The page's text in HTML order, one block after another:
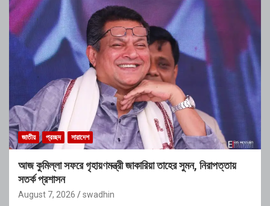
জাতীয় প্রচ্ছদ সারাদেশ
আজ কুমিল্লা সফরে গৃহায়ণমন্ত্রী জাকারিয়া তাহের সুমন, নিরাপত্তায়
সতর্ক প্রশাসন
August 7, 2026 swadhin